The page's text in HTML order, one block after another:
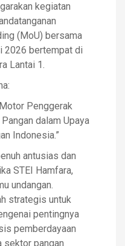
kegiatan
(MoU) bersama
2026 bertempat di
Lantai 1.
Penggerak
dalam Upaya
Indonesia.”
antusias dan
STEI Hamfara,
undangan.
strategis untuk
pentingnya
pemberdayaan
sektor pangan